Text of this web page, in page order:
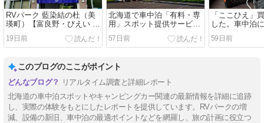
RVパーク 藍染結の杜（美
瑛町）【富良野・びえい 車
中泊 おすすめ 口コミ レビ
ュー】
19日前
北海道で車中泊「有料・専
用」スポット提供サービ
ス・増減ウォッチング【不
定期チェック 2026/06/11】
57日前
「ここひえ」
した。車中泊
【レビュー こ
R3（R8 2026
59日前
このブログのここがポイント
リアルタイム調査と詳細レポート
北海道の車中泊スポットやキャンピングカー関連の最新情報を詳細に追跡
し、実際の体験をもとにしたレポートを提供しています。RVパークの増
減、設備の新旧、車中泊の最適ポイントなどを網羅し、旅の計画に役立つ